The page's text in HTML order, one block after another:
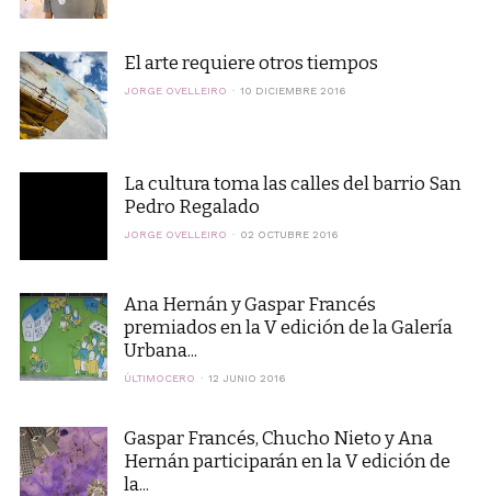
El arte requiere otros tiempos
JORGE OVELLEIRO 10 DICIEMBRE 2016
La cultura toma las calles del barrio San
Pedro Regalado
JORGE OVELLEIRO 02 OCTUBRE 2016
Ana Hernán y Gaspar Francés
premiados en la V edición de la Galería
Urbana...
ÚLTIMOCERO 12 JUNIO 2016
Gaspar Francés, Chucho Nieto y Ana
Hernán participarán en la V edición de
la...